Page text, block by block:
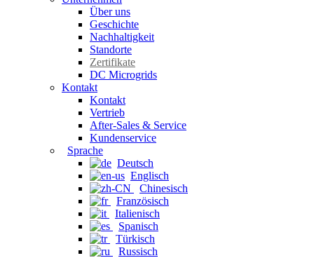
Über uns
Geschichte
Nachhaltigkeit
Standorte
Zertifikate
DC Microgrids
Kontakt
Kontakt
Vertrieb
After-Sales & Service
Kundenservice
Sprache
Deutsch
Englisch
Chinesisch
Französisch
Italienisch
Spanisch
Türkisch
Russisch